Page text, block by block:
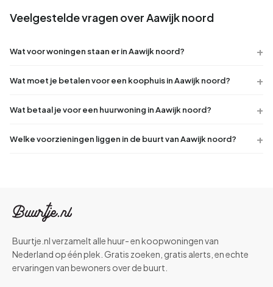
Veelgestelde vragen over Aawijk noord
Wat voor woningen staan er in Aawijk noord?
Wat moet je betalen voor een koophuis in Aawijk noord?
Wat betaal je voor een huurwoning in Aawijk noord?
Welke voorzieningen liggen in de buurt van Aawijk noord?
Buurtje.nl verzamelt alle huur- en koopwoningen van
Nederland op één plek. Gratis zoeken, gratis alerts, en echte
ervaringen van bewoners over de buurt.